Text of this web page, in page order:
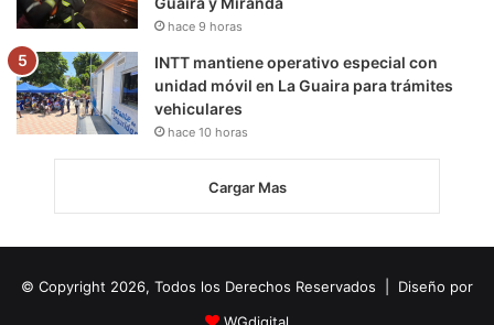
hace 9 horas
INTT mantiene operativo especial con
unidad móvil en La Guaira para trámites
vehiculares
hace 10 horas
Cargar Mas
© Copyright 2026, Todos los Derechos Reservados | Diseño por
WGdigital